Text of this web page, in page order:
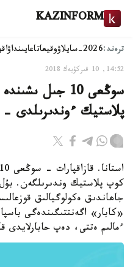
KAZINFORM
ترەند:2026-سايلاۋ وقيعاتاعايىنداۋ
14:52, 10 قىركۇيەك 2018
پلاستيك ءوندىرىلدى
جاھاندىق ەكولوگيالىق
«كابار» اگەنتتىگىندەگى
ءمالىم ەتتى، دەپ حابارلايدى